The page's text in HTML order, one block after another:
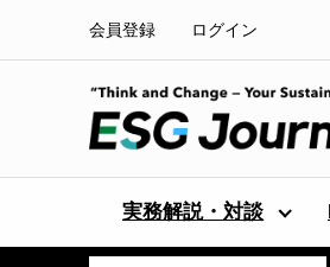
会員登録 ログイン
実務解説・対談